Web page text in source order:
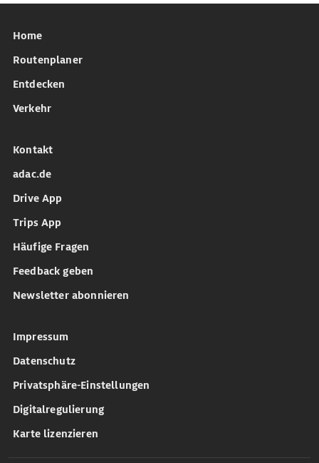
Home
Routenplaner
Entdecken
Verkehr
Kontakt
adac.de
Drive App
Trips App
Häufige Fragen
Feedback geben
Newsletter abonnieren
Impressum
Datenschutz
Privatsphäre-Einstellungen
Digitalregulierung
Karte lizenzieren